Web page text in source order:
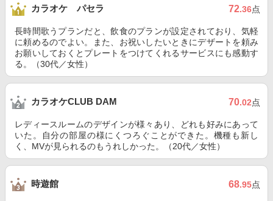
カラオケ パセラ 72.36点
長時間歌うプランだと、飲食のプランが設定されており、気軽
に頼めるのでよい。また、お祝いしたいときにデザートを頼み
お願いしておくとプレートをつけてくれるサービスにも感動す
る。（30代／女性）
カラオケCLUB DAM 70.02点
レディースルームのデザインが様々あり、どれも好みにあって
いた。自分の部屋の様にくつろぐことができた。機種も新し
く、MVが見られるのもうれしかった。（20代／女性）
時遊館 68.95点